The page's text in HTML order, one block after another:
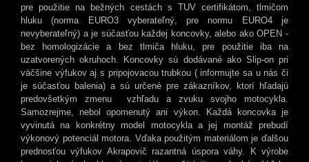
pre použitie na bežných cestách s TUV certifikátom, tlmičom
hluku (norma EURO3 vyberateľný, pre normu EURO4 je
nevyberateľný) a je súčasťou každej koncovky, alebo ako OPEN -
bez homologizácie a bez tlmiča hluku, pre použitie iba na
uzatvorených okruhoch. Koncovky sú dodávané ako Slip-on pri
väčšine výfukov aj s pripojovacou trubkou ( informujte sa u nás či
je súčasťou balenia) a sú určené pre zákazníkov, ktorí hľadajú
predovšetkým zmenu vzhľadu a zvuku svojho motocykla.
Samozrejme, nebol opomenutý ani výkon. Každá koncovka je
vyvinutá na konkrétny model motocykla a jej montáž prebudí
výkonový potenciál motora. Vďaka použitým materiálom je ďalšou
prednosťou výfukov Akrapovič razantná úspora váhy. K výrobe